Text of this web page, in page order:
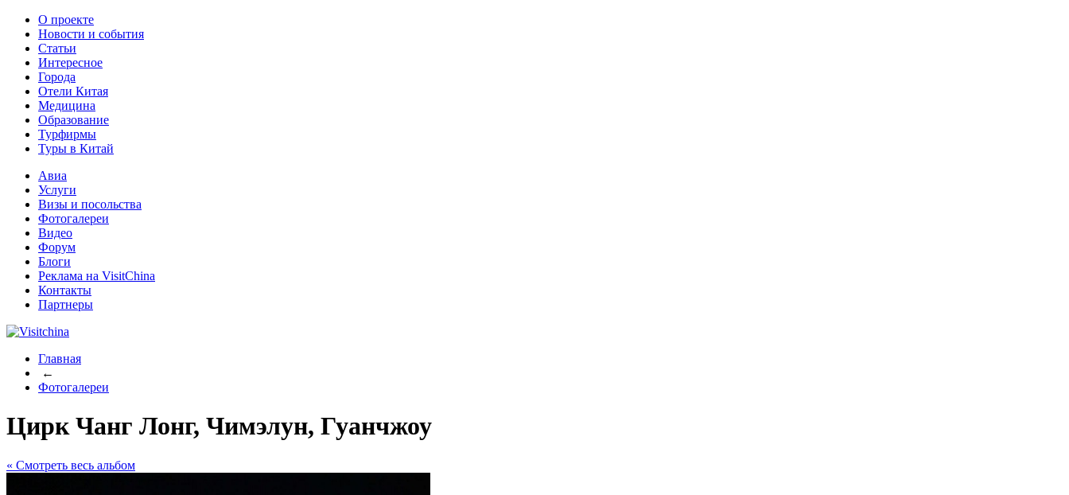
О проекте
Новости и события
Статьи
Интересное
Города
Отели Китая
Медицина
Образование
Турфирмы
Туры в Китай
Авиа
Услуги
Визы и посольства
Фотогалереи
Видео
Форум
Блоги
Реклама на VisitChina
Контакты
Партнеры
Главная
←
Фотогалереи
Цирк Чанг Лонг, Чимэлун, Гуанчжоу
« Cмотреть весь альбом